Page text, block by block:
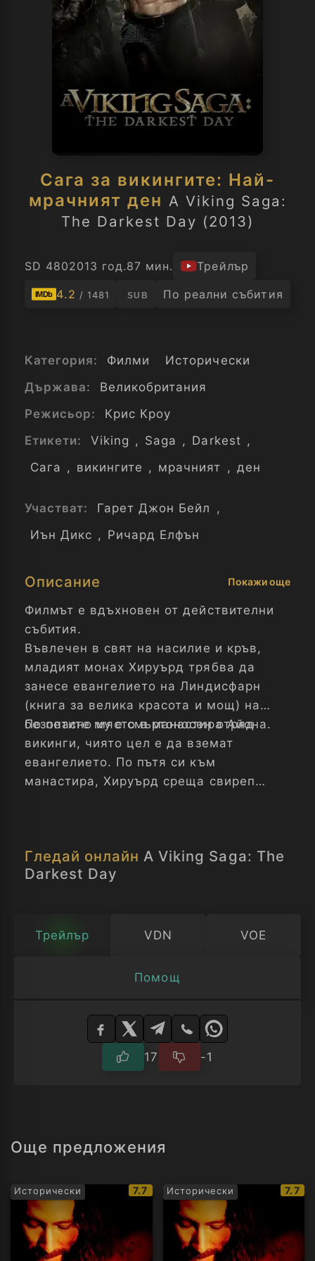
Сага за викингите: Най-
мрачният ден A Viking Saga:
The Darkest Day (2013)
SD 4802013 год.87 мин. Трейлър
IMDb 4.2 / 1481 SUB По реални събития
Категория: Филми
Исторически
Държава:
Великобритания
Режисьор:
Крис Кроу
Етикети:
Viking , Saga , Darkest ,
Сага , викингите , мрачният , ден
Участват: Гарет Джон Бейл ,
Иън Дикс , Ричард Елфън
Описание Покажи още
Филмът е вдъхновен от действителни
събития.
Въвлечен в свят на насилие и кръв,
младият монах Хируърд трябва да
занесе евангелието на Линдисфарн
(книга за велика красота и мощ) на
безопасно място в манастира Айона.
По петите му е смъртоносен отряд
викинги, чиято цел е да вземат
евангелието. По пътя си към
манастира, Хируърд среща свиреп
занесе книгата. Двамата се сблъскват с
викинги, готови да убиват, за да
им.
Гледай онлайнA Viking Saga: The
Darkest Day
Трейлър VDN VOE
Помощ
Изберете
17 -1
Още предложения
Исторически
IMDb
рейтинг:
7.7 Исторически
IMDb
7.7